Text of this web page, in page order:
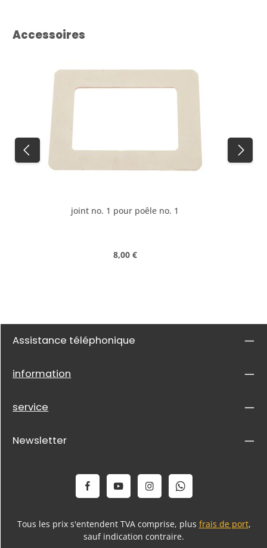
Ignorer la galerie de produits
Accessoires
joint no. 1 pour poêle no. 1
Prix régulier :
8,00 €
Assistance téléphonique
information
service
Newsletter
Tous les prix s'entendent TVA comprise, plus frais de port,
sauf indication contraire.